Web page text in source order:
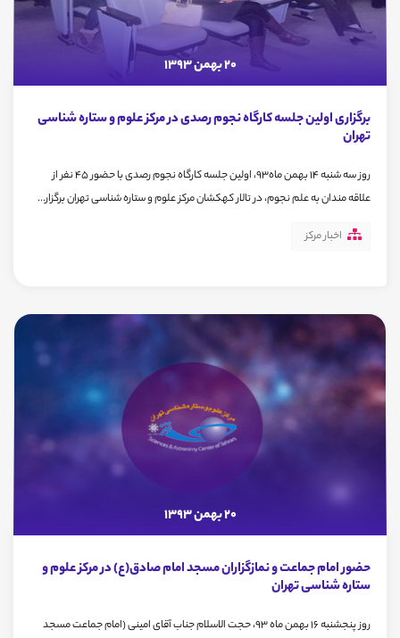
20 بهمن 1393
برگزاری اولین جلسه کارگاه نجوم رصدی در مرکز علوم و ستاره شناسی
تهران
روز سه شنبه 14 بهمن ماه93، اولین جلسه کارگاه نجوم رصدی با حضور 45 نفر از
علاقه مندان به علم نجوم، در تالار کهکشان مرکز علوم و ستاره شناسی تهران برگزار...
اخبار مرکز
20 بهمن 1393
حضور امام جماعت و نمازگزاران مسجد امام صادق(ع) در مرکز علوم و
ستاره شناسی تهران
روز پنجشنبه 16 بهمن ماه 93، حجت الاسلام جناب آقای امینی (امام جماعت مسجد